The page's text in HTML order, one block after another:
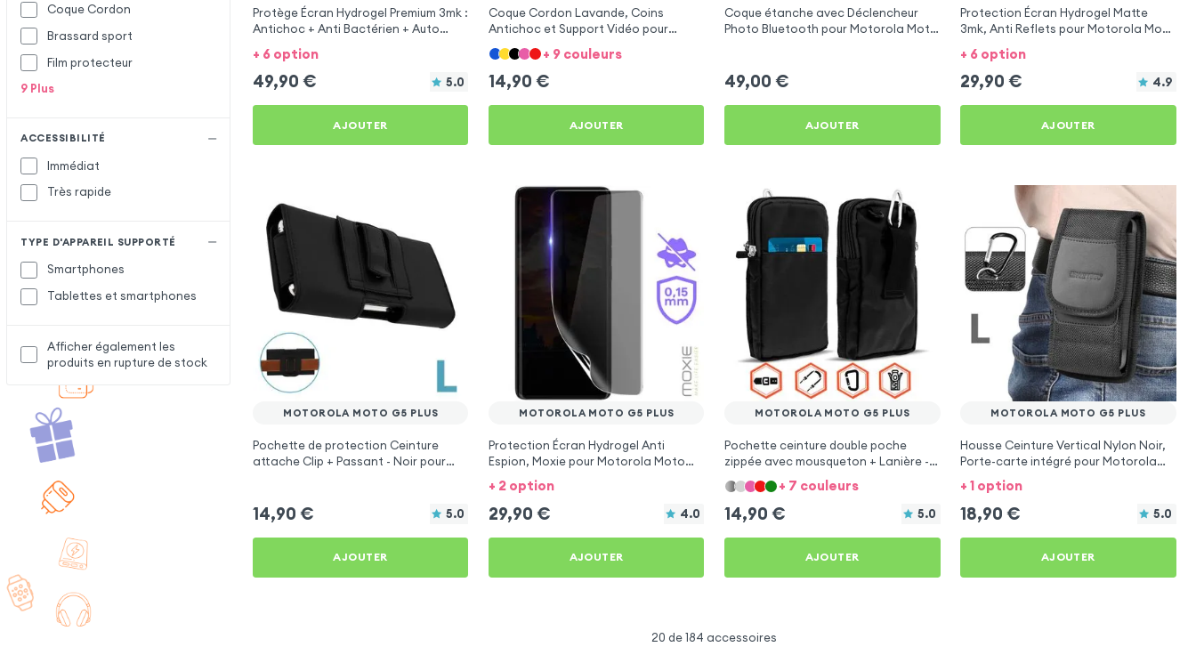
Coque Cordon
Brassard sport
Film protecteur
9 Plus
ACCESSIBILITÉ
Immédiat
Très rapide
TYPE D'APPAREIL SUPPORTÉ
Smartphones
Tablettes et smartphones
Afficher également les
produits en rupture de stock
Protège Écran Hydrogel Premium 3mk :
Antichoc + Anti Bactérien + Auto
Régénérant pour Motorola Moto G5
Plus
+ 6 option
49,90 € 5.0
AJOUTER
Coque Cordon Lavande, Coins
Antichoc et Support Vidéo pour
Motorola Moto G5 Plus
+ 9 couleurs
14,90 €
AJOUTER
Coque étanche avec Déclencheur
Photo Bluetooth pour Motorola Moto
49,00 €
AJOUTER
Protection Écran Hydrogel Matte
3mk, Anti Reflets pour Motorola Moto
+ 6 option
29,90 € 4.9
AJOUTER
MOTOROLA MOTO G5 PLUS
Pochette de protection Ceinture
attache Clip + Passant - Noir pour
14,90 € 5.0
AJOUTER
MOTOROLA MOTO G5 PLUS
Protection Écran Hydrogel Anti
Espion, Moxie pour Motorola Moto
G5 Plus
+ 2 option
29,90 € 4.0
AJOUTER
MOTOROLA MOTO G5 PLUS
Pochette ceinture double poche
zippée avec mousqueton + Lanière -
Noir pour Motorola Moto G5 Plus
+ 7 couleurs
14,90 € 5.0
AJOUTER
MOTOROLA MOTO G5 PLUS
Housse Ceinture Vertical Nylon Noir,
Porte-carte intégré pour Motorola
Moto G5 Plus
+ 1 option
18,90 € 5.0
AJOUTER
20 de 184 accessoires